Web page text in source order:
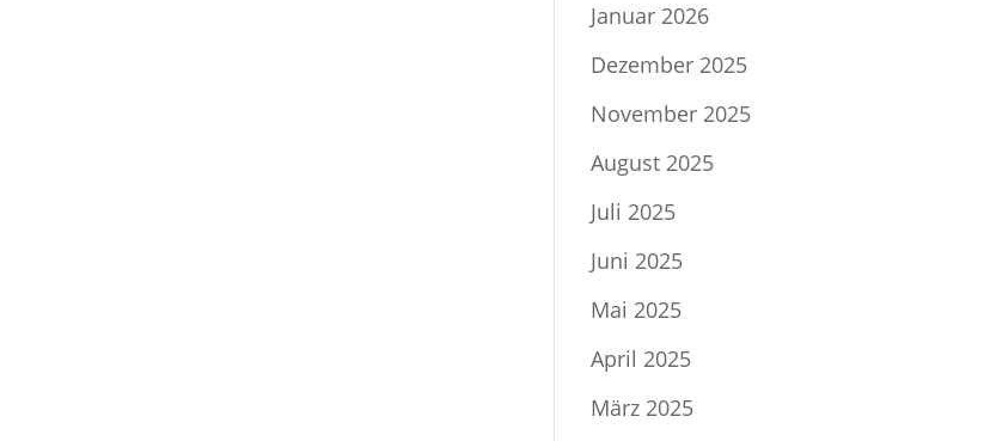
Januar 2026
Dezember 2025
November 2025
August 2025
Juli 2025
Juni 2025
Mai 2025
April 2025
März 2025